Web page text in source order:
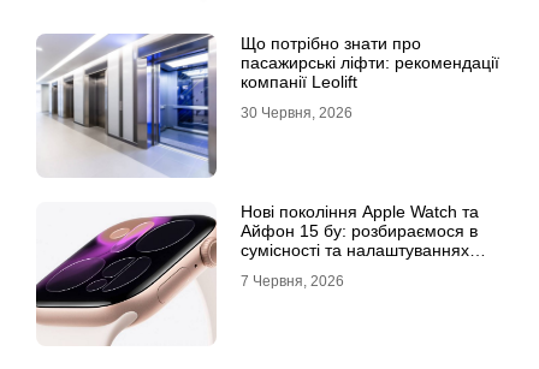
Що потрібно знати про
пасажирські ліфти: рекомендації
компанії Leolift
30 Червня, 2026
Нові покоління Apple Watch та
Айфон 15 бу: розбираємося в
сумісності та налаштуваннях
7 Червня, 2026